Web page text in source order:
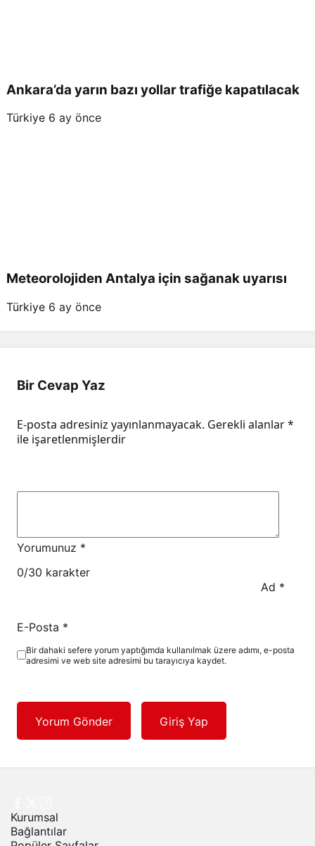
Ankara’da yarın bazı yollar trafiğe kapatılacak
Türkiye 6 ay önce
Meteorolojiden Antalya için sağanak uyarısı
Türkiye 6 ay önce
Bir Cevap Yaz
E-posta adresiniz yayınlanmayacak. Gerekli alanlar*
ile işaretlenmişlerdir
Yorumunuz *
0/30 karakter
Ad *
E-Posta *
Bir dahaki sefere yorum yaptığımda kullanılmak üzere adımı, e-posta
adresimi ve web site adresimi bu tarayıcıya kaydet.
Yorum Gönder Giriş Yap
Kurumsal
Bağlantılar